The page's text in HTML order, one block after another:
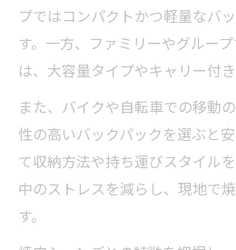
プではコンパクトかつ軽量なバ
す。一方、ファミリーやグルー
は、大容量タイプやキャリー付
また、バイクや自転車での移動
性の高いバックパックを選ぶと
て収納方法や持ち運びスタイル
中のストレスを減らし、現地で
す。